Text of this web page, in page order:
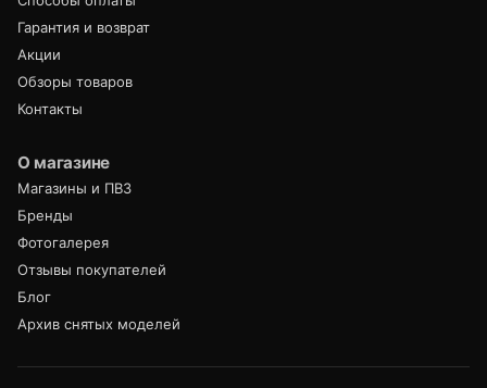
Гарантия и возврат
Акции
Обзоры товаров
Контакты
О магазине
Магазины и ПВЗ
Бренды
Фотогалерея
Отзывы покупателей
Блог
Архив снятых моделей